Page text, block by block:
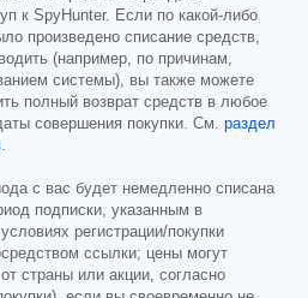
к SpyHunter. Если по какой-либо
произведено списание средств,
(например, по причинам,
системы), вы также можете
полный возврат средств в любое
совершения покупки. См. раздел
с вас будет немедленно списана
подписки, указанным в
регистрации/покупки
ссылки; цены могут
страны или акции, согласно